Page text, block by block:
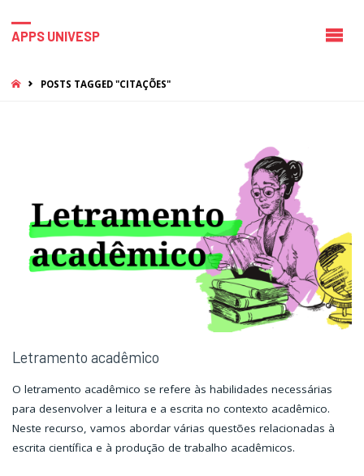
APPS UNIVESP
HOMEPOSTS TAGGED "CITAÇÕES"
Letramento acadêmico
O letramento acadêmico se refere às habilidades necessárias
para desenvolver a leitura e a escrita no contexto acadêmico.
Neste recurso, vamos abordar várias questões relacionadas à
escrita científica e à produção de trabalho acadêmicos.